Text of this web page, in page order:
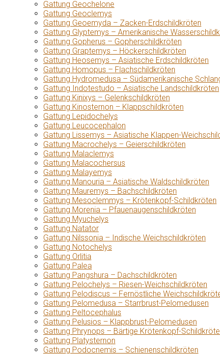
Gattung Geochelone
Gattung Geoclemys
Gattung Geoemyda – Zacken-Erdschildkröten
Gattung Glyptemys – Amerikanische
Gattung Gopherus – Gopherschildkröten
Gattung Graptemys – Höckerschildkröten
Gattung Heosemys – Asiatische Erdschildkröten
Gattung Homopus – Flachschildkröten
Gattung Hydromedusa – Südamerikanische
Gattung Indotestudo – Asiatische Landschildkröten
Gattung Kinixys – Gelenkschildkröten
Gattung Kinosternon – Klappschildkröten
Gattung Lepidochelys
Gattung Leucocephalon
Gattung Lissemys – Asiatische Klappen-
Gattung Macrochelys – Geierschildkröten
Gattung Malaclemys
Gattung Malacochersus
Gattung Malayemys
Gattung Manouria – Asiatische Waldschildkröten
Gattung Mauremys – Bachschildkröten
Gattung Mesoclemmys – Krötenkopf-Schildkröten
Gattung Morenia – Pfauenaugenschildkröten
Gattung Myuchelys
Gattung Natator
Gattung Nilssonia – Indische Weichschildkröten
Gattung Notochelys
Gattung Orlitia
Gattung Palea
Gattung Pangshura – Dachschildkröten
Gattung Pelochelys – Riesen-Weichschildkröten
Gattung Pelodiscus – Fernöstliche
Gattung Pelomedusa – Starrbrust-Pelomedusen
Gattung Peltocephalus
Gattung Pelusios – Klappbrust-Pelomedusen
Gattung Phrynops – Bärtige Krötenkopf-
Gattung Platysternon
Gattung Podocnemis – Schienenschildkröten